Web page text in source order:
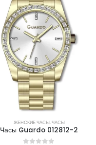
ЖЕНСКИЕ ЧАСЫ,ЧАСЫ
Часы Guardo 012812-2